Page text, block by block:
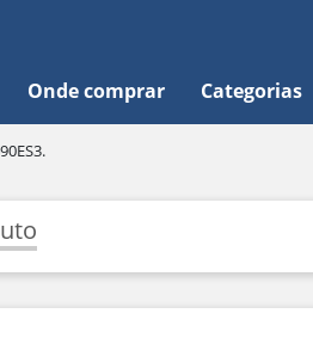
Onde comprar Categorias